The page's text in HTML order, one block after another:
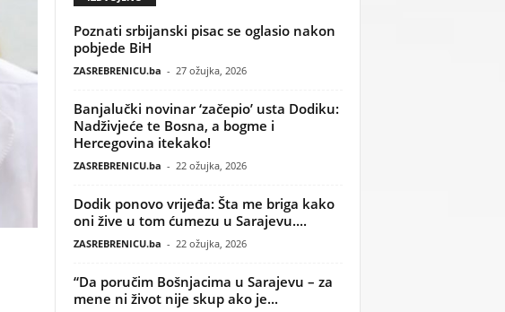
Poznati srbijanski pisac se oglasio nakon
pobjede BiH
ZASREBRENICU.ba - 27 ožujka, 2026
Banjalučki novinar ‘začepio’ usta Dodiku:
Nadživjeće te Bosna, a bogme i
Hercegovina itekako!
ZASREBRENICU.ba - 22 ožujka, 2026
Dodik ponovo vrijeđa: Šta me briga kako
oni žive u tom ćumezu u Sarajevu....
ZASREBRENICU.ba - 22 ožujka, 2026
“Da poručim Bošnjacima u Sarajevu – za
mene ni život nije skup ako je...